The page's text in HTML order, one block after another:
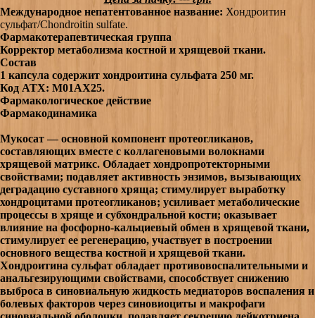
Международное непатентованное название: Хондроитин
сульфат/Chondroitin sulfate.
Фармакотерапевтическая группа
Корректор метаболизма костной и хрящевой ткани.
Состав
1 капсула содержит хондроитина сульфата 250 мг.
Код АТХ: M01AX25.
Фармакологическое действие
Фармакодинамика
Мукосат — основной компонент протеогликанов,
составляющих вместе с коллагеновыми волокнами
хрящевой матрикс. Обладает хондропротекторными
свойствами; подавляет активность энзимов, вызывающих
деградацию суставного хряща; стимулирует выработку
хондроцитами протеогликанов; усиливает метаболические
процессы в хряще и субхондральной кости; оказывает
влияние на фосфорно-кальциевый обмен в хрящевой ткани,
стимулирует ее регенерацию, участвует в построении
основного вещества костной и хрящевой ткани.
Хондроитина сульфат обладает противовоспалительными и
анальгезирующими свойствами, способствует снижению
выброса в синовиальную жидкость медиаторов воспаления и
болевых факторов через синовиоциты и макрофаги